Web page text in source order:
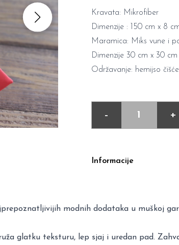
Kravata: Mikrofiber
Dimenzije : 150 cm x 8
Maramica: Miks vune i
Dimenzije 30 cm x 30 cm
Održavanje: hemijso
- +
Informacije
modnih dodataka u muškoj
glatku teksturu, lep sjaj i uredan pad.